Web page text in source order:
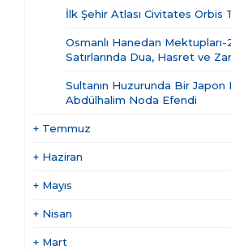
İlk Şehir Atlası Civitates Orbis
Osmanlı Hanedan Mektupları-
Satırlarında Dua, Hasret ve
Sultanın Huzurunda Bir Japon
Abdülhalim Noda Efendi
+ Temmuz
+ Haziran
+ Mayıs
+ Nisan
+ Mart